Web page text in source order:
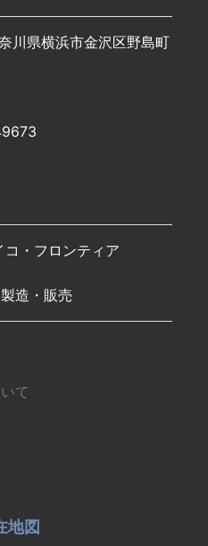
県横浜市金沢区野島町
・フロンティア
造・販売
て
地図